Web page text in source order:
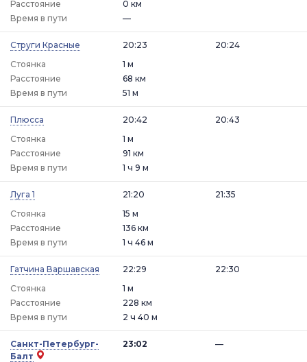
Расстояние
0 км
Время в пути
—
Струги Красные
20:23
Стоянка
1 м
20:24
Расстояние
68 км
Время в пути
51 м
Плюсса
20:42
Стоянка
1 м
20:43
Расстояние
91 км
Время в пути
1 ч 9 м
Луга 1
21:20
Стоянка
15 м
21:35
Расстояние
136 км
Время в пути
1 ч 46 м
Гатчина Варшавская
22:29
Стоянка
1 м
22:30
Расстояние
228 км
Время в пути
2 ч 40 м
Санкт-Петербург-
Балт
23:02 —